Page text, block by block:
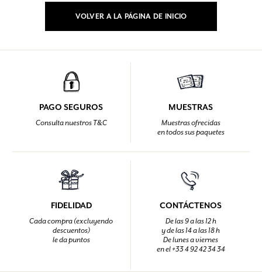
VOLVER A LA PÁGINA DE INICIO
PAGO SEGUROS
Consulta nuestros T&C
MUESTRAS
Muestras ofrecidas
en todos sus paquetes
FIDELIDAD
Cada compra (excluyendo
descuentos)
le da puntos
CONTÁCTENOS
De las 9 a las 12 h
y de las 14 a las 18 h
De lunes a viernes
en el +33 4 92 42 34 34